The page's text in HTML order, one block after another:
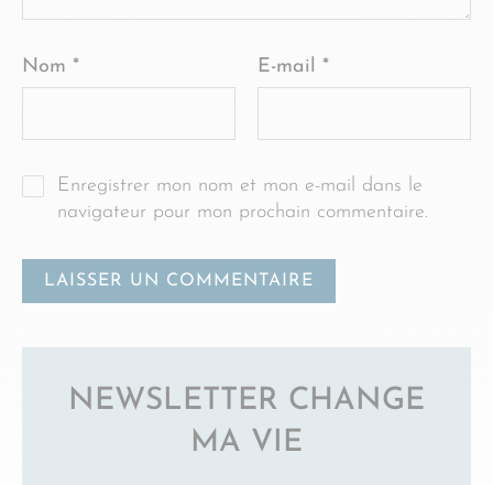
Nom * E-mail *
Enregistrer mon nom et mon e-mail dans le
navigateur pour mon prochain commentaire.
NEWSLETTER CHANGE
MA VIE